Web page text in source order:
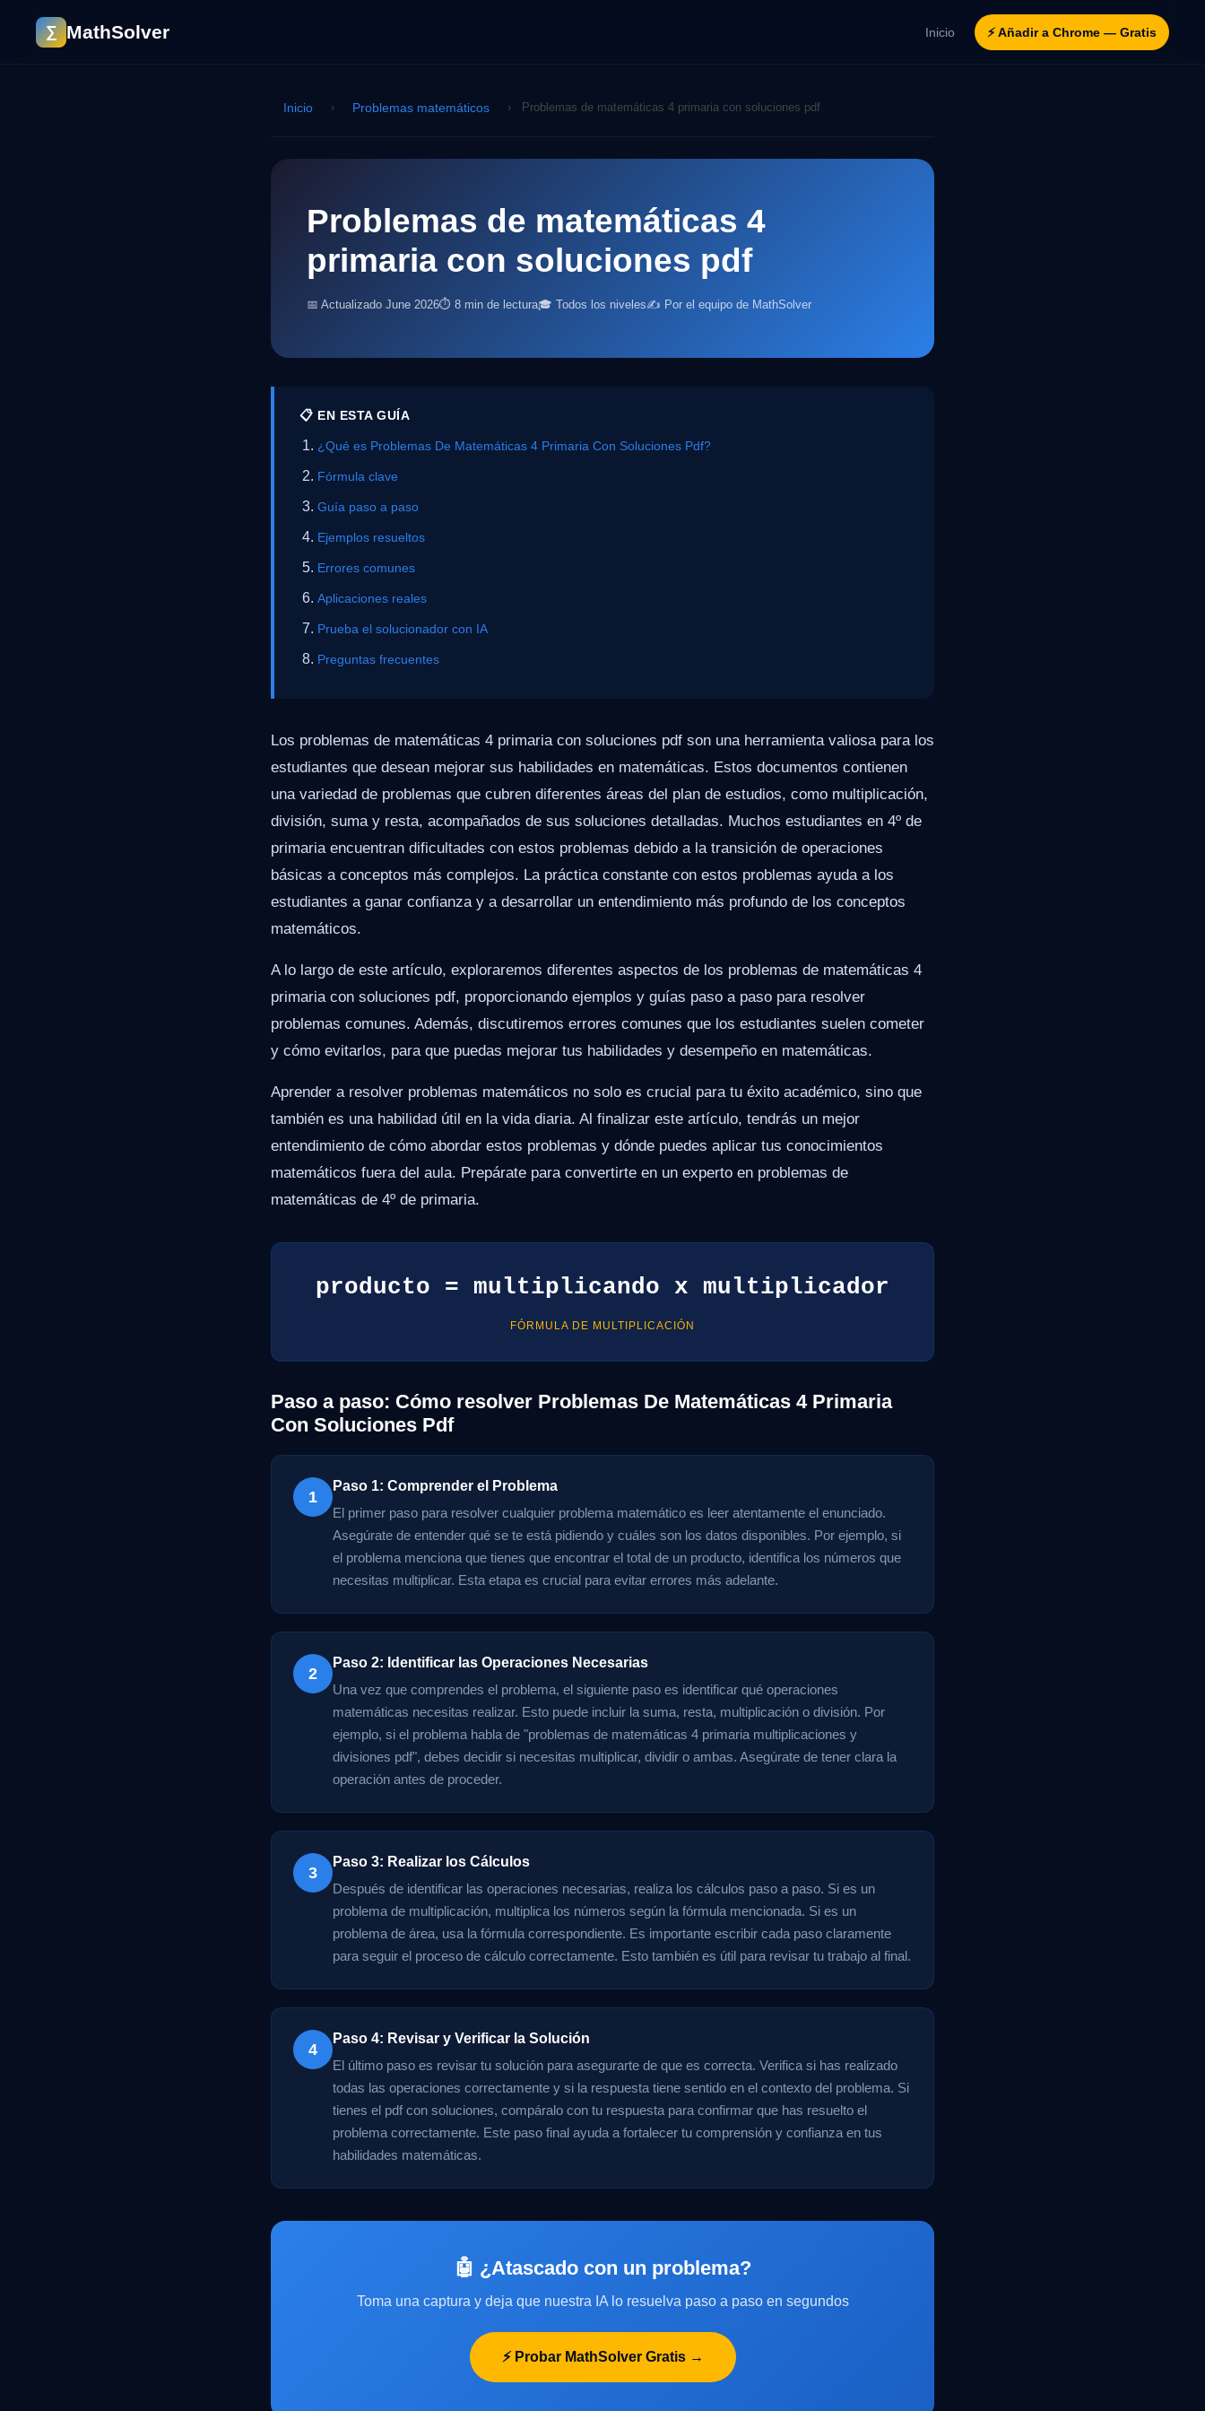
∑ MathSolver Inicio ⚡ Añadir a Chrome — Gratis
Inicio › Problemas matemáticos › Problemas de matemáticas 4 primaria con soluciones pdf
Problemas de matemáticas 4
primaria con soluciones pdf
📅 Actualizado June 2026⏱ 8 min de lectura🎓 Todos los niveles✍️ Por el equipo de MathSolver
📋 EN ESTA GUÍA
¿Qué es Problemas De Matemáticas 4 Primaria Con Soluciones Pdf?
Fórmula clave
Guía paso a paso
Ejemplos resueltos
Errores comunes
Aplicaciones reales
Prueba el solucionador con IA
Preguntas frecuentes
Los problemas de matemáticas 4 primaria con soluciones pdf son una herramienta valiosa para los
estudiantes que desean mejorar sus habilidades en matemáticas. Estos documentos contienen
una variedad de problemas que cubren diferentes áreas del plan de estudios, como multiplicación,
división, suma y resta, acompañados de sus soluciones detalladas. Muchos estudiantes en 4º de
primaria encuentran dificultades con estos problemas debido a la transición de operaciones
básicas a conceptos más complejos. La práctica constante con estos problemas ayuda a los
estudiantes a ganar confianza y a desarrollar un entendimiento más profundo de los conceptos
matemáticos.
A lo largo de este artículo, exploraremos diferentes aspectos de los problemas de matemáticas 4
primaria con soluciones pdf, proporcionando ejemplos y guías paso a paso para resolver
problemas comunes. Además, discutiremos errores comunes que los estudiantes suelen cometer
y cómo evitarlos, para que puedas mejorar tus habilidades y desempeño en matemáticas.
Aprender a resolver problemas matemáticos no solo es crucial para tu éxito académico, sino que
también es una habilidad útil en la vida diaria. Al finalizar este artículo, tendrás un mejor
entendimiento de cómo abordar estos problemas y dónde puedes aplicar tus conocimientos
matemáticos fuera del aula. Prepárate para convertirte en un experto en problemas de
matemáticas de 4º de primaria.
producto = multiplicando x multiplicador
FÓRMULA DE MULTIPLICACIÓN
Paso a paso: Cómo resolver Problemas De Matemáticas 4 Primaria
Con Soluciones Pdf
1
Paso 1: Comprender el Problema
El primer paso para resolver cualquier problema matemático es leer atentamente el enunciado.
Asegúrate de entender qué se te está pidiendo y cuáles son los datos disponibles. Por ejemplo, si
el problema menciona que tienes que encontrar el total de un producto, identifica los números que
necesitas multiplicar. Esta etapa es crucial para evitar errores más adelante.
2
Paso 2: Identificar las Operaciones Necesarias
Una vez que comprendes el problema, el siguiente paso es identificar qué operaciones
matemáticas necesitas realizar. Esto puede incluir la suma, resta, multiplicación o división. Por
ejemplo, si el problema habla de "problemas de matemáticas 4 primaria multiplicaciones y
divisiones pdf", debes decidir si necesitas multiplicar, dividir o ambas. Asegúrate de tener clara la
operación antes de proceder.
3
Paso 3: Realizar los Cálculos
Después de identificar las operaciones necesarias, realiza los cálculos paso a paso. Si es un
problema de multiplicación, multiplica los números según la fórmula mencionada. Si es un
problema de área, usa la fórmula correspondiente. Es importante escribir cada paso claramente
para seguir el proceso de cálculo correctamente. Esto también es útil para revisar tu trabajo al final.
4
Paso 4: Revisar y Verificar la Solución
El último paso es revisar tu solución para asegurarte de que es correcta. Verifica si has realizado
todas las operaciones correctamente y si la respuesta tiene sentido en el contexto del problema. Si
tienes el pdf con soluciones, compáralo con tu respuesta para confirmar que has resuelto el
problema correctamente. Este paso final ayuda a fortalecer tu comprensión y confianza en tus
habilidades matemáticas.
🤖 ¿Atascado con un problema?
Toma una captura y deja que nuestra IA lo resuelva paso a paso en segundos
⚡ Probar MathSolver Gratis →